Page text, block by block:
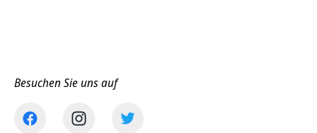
Besuchen Sie uns auf